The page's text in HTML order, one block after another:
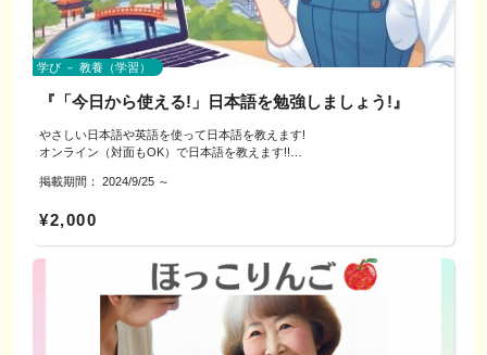
心理カウンセラー
占いセラピスト（西洋占星術、誕生花セラピー）
現在、教育現場にも携わりながら個人の働き方のサポートを行っておりま
す。
お子さんから大人、セカンドキャリアに関する「だれかに話を聞いてほし
い」と思われることを、じっくりお話をお聞きいたします。
どうぞお気軽にお問合せ下さい。
★価値観発見シートワークもオススメです。プロフィールをご覧ください。
※最少2名から、最大6名までご参加いただけます。
※親子でも、お友だち同士でもOKです！
※「質問する」ボタンよりご連絡いただき、ご希望の時間などご相談を承り
犬山市内（レンタルスペース・カフェ等）
◇お申込み：
「申込ページへ」ボタンよりご連絡ください。
◇ご相談までの流れ：
「申込ページへ」からのご連絡いただきましたら、日程調整等を行わせてい
ただきます。
お申込みの方へ、当日の場所をご連絡させていただきます。
◇お支払い：
事前にインターネット決済をお願いいたします。
（クレジットカード決済となりますので、難しい方はご相談ください）
◇お申込み：
「申込ページへ」ボタンよりご連絡ください。
◇ご相談までの流れ：
「申込ページへ」からのご連絡いただきましたら、日程調整等を行わせてい
ただきます。
お申込みの方へ、当日の場所をご連絡させていただきます。
事前にインターネット決済をお願いいたします。
※当日に相談時間を延長された場合は、15分ごとに1,500円を当日現金にて
当日キャンセルの場合は、改めての日程調整を行います。
キャンセルによるご返金はできませんので、
ご希望の日程をお知らせください。
学び － 教養（学習）
『「今日から使える!」日本語を勉強しましょう!』
やさしい日本語や英語を使って日本語を教えます!
オンライン（対面もOK）で日本語を教えます!!
・あなたのリクエストやゴールに合わせてレッスンをします!!
・レベル：初級～中級
ひらがな・カタカナを覚えた人
これから会話のれんしゅうをしたいと思っている人
文法の勉強と会話のれんしゅうをしたい人
テキスト：みんなの日本語
（げんき・大地 等他のテキストもOKです）
掲載期間： 2024/9/25 ～
¥2,000